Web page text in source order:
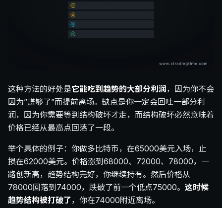
这种方法的好处是它能吃到趋势的大部分利润 ，因为你不会
因为”赚够了”而提前离场。缺点是你一定会回吐一部分利
润，因为你需要等到结构破坏才走，而结构破坏必然意味着
价格已经从最高点回落了一段。
举个具体的例子：你做多比特币，在65000美元入场，止
损在62000美元。价格涨到68000、72000、78000，一
路创新高，趋势结构完好，你继续持有。然后价格从
78000回落到74000，跌破了前一个低点75000。 这时候
趋势结构被打破了，你在74000附近离场。